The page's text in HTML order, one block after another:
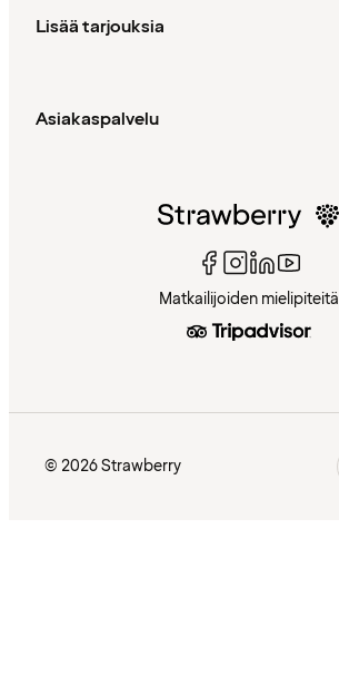
Lisää tarjouksia
Asiakaspalvelu
Matkailijoiden mielipiteitä
© 2026 Strawberry